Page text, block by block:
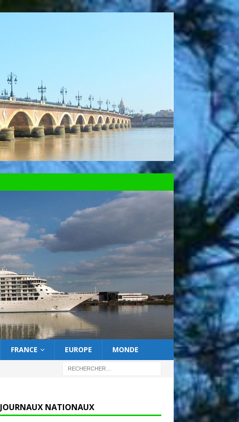
FRANCE EUROPE MONDE
JOURNAUX NATIONAUX